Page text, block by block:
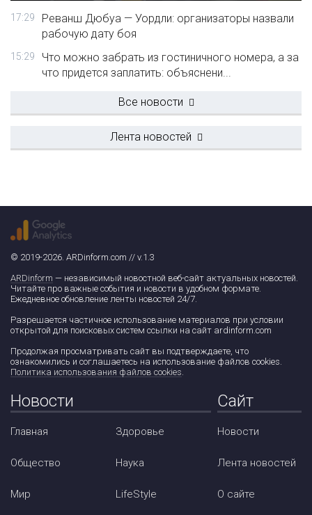
17:29
Реванш Дюбуа — Уордли: организаторы назвали
рабочую дату боя
15:29
Что можно забрать из гостиничного номера, а за
что придется заплатить: объяснени...
Все новости
Лента новостей
© 2019-2026. ARDinform.com // v.1.3
ARDinform — независимый новостной веб-сайт актуальных новостей.
Читайте про важные события и новости в удобном формате.
Ежедневное обновление ленты новостей 24/7.
Разрешается частичное использование материалов при условии
открытой для поисковых систем ссылки на сайт ardinform.com
Продолжая просматривать сайт вы подтверждаете, что
ознакомились и соглашаетесь на использование файлов cookies.
Политика использования файлов cookies.
Новости
Главная
Общество
Мир
Здоровье
Наука
LifeStyle
Сайт
Новости
Лента новостей
О сайте